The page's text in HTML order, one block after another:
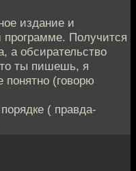
издание и
программе. Получится
а обсирательство
ты пишешь, я
(говорю
( правда-